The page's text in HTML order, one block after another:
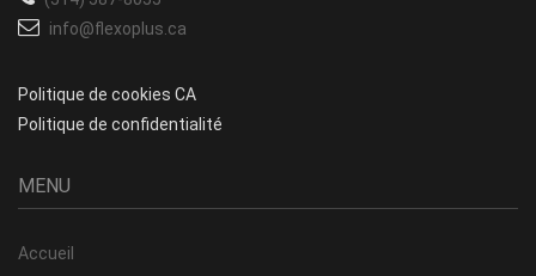
info@flexoplus.ca
Politique de cookies CA
Politique de confidentialité
MENU
Accueil